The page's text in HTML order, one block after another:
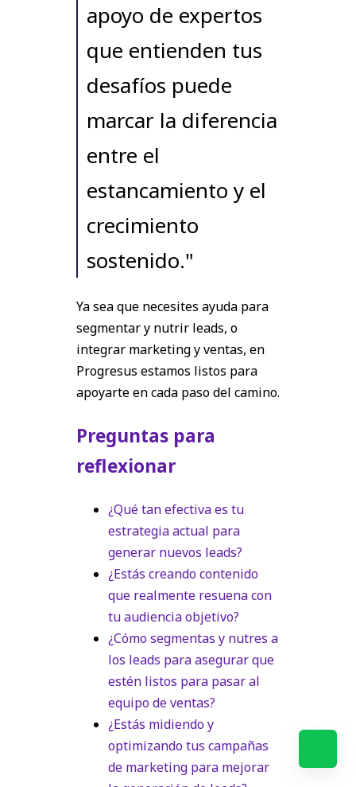
apoyo de expertos
que entienden tus
desafíos puede
marcar la diferencia
entre el
estancamiento y el
crecimiento
sostenido."
Ya sea que necesites ayuda para
segmentar y nutrir leads, o
integrar marketing y ventas, en
Progresus estamos listos para
apoyarte en cada paso del camino.
Preguntas para
reflexionar
¿Qué tan efectiva es tu
estrategia actual para
generar nuevos leads?
¿Estás creando contenido
que realmente resuena con
tu audiencia objetivo?
¿Cómo segmentas y nutres a
los leads para asegurar que
estén listos para pasar al
equipo de ventas?
¿Estás midiendo y
optimizando tus campañas
de marketing para mejorar